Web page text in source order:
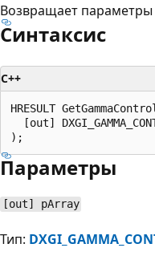
Возвращает
Синтаксис
C++
HRESULT
[out]
Параметры
[out] pArray
Тип: